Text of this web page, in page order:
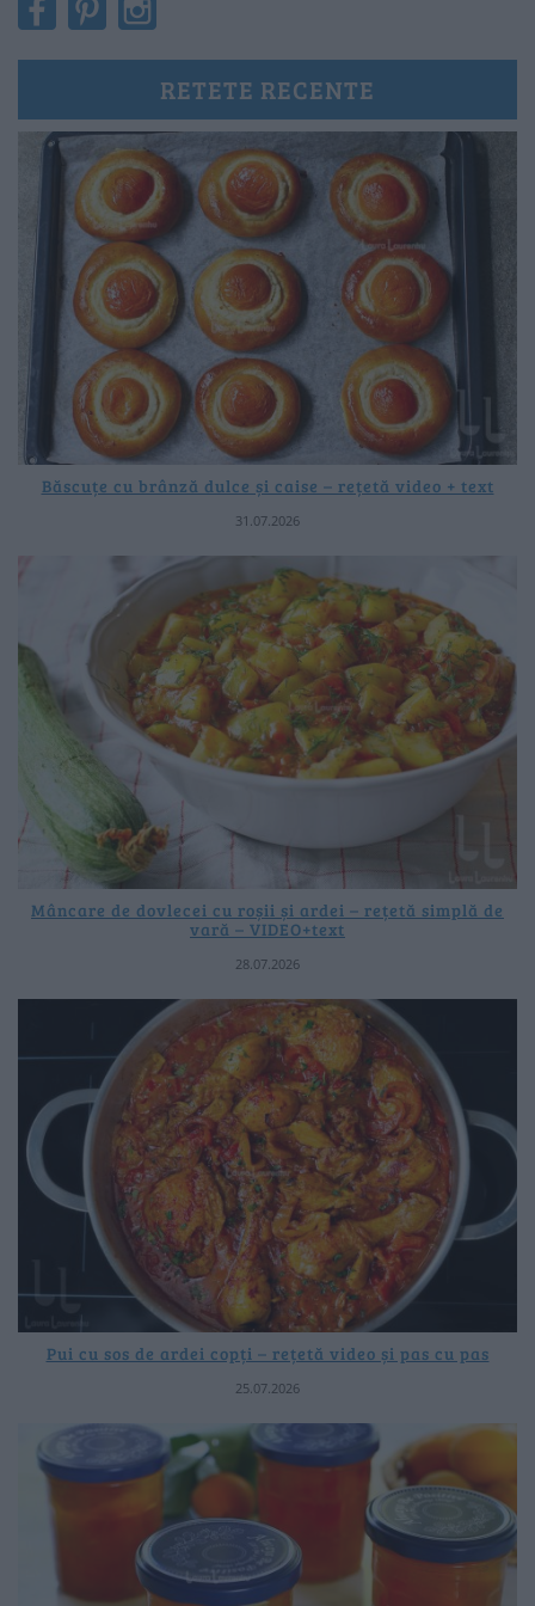
RETETE RECENTE
Băscuțe cu brânză dulce și caise – rețetă video + text
31.07.2026
Mâncare de dovlecei cu roșii și ardei – rețetă simplă de
vară – VIDEO+text
28.07.2026
Pui cu sos de ardei copți – rețetă video și pas cu pas
25.07.2026